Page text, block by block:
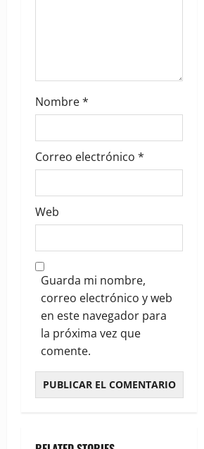
Nombre*
Correo electrónico *
Web
Guarda mi nombre,
correo electrónico y web
en este navegador para
la próxima vez que
comente.